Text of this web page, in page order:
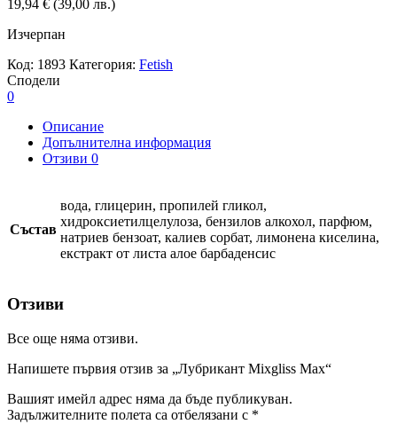
19,94 € (39,00 лв.)
Изчерпан
Код: 1893 Категория: Fetish
Сподели
0
Описание
Допълнителна информация
Отзиви 0
Състав
вода, глицерин, пропилей гликол,
хидроксиетилцелулоза, бензилов алкохол, парфюм,
натриев бензоат, калиев сорбат, лимонена киселина,
екстракт от листа алое барбаденсис
Отзиви
Все още няма отзиви.
Напишете първия отзив за „Лубрикант Mixgliss Max“
Вашият имейл адрес няма да бъде публикуван.
Задължителните полета са отбелязани с *